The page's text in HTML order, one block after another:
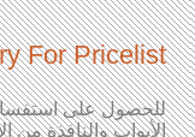
For Pricelist
للحصول على
الأبواب والنافذة من